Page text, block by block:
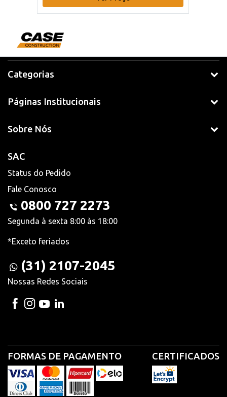
Categorias
Páginas Institucionais
Sobre Nós
SAC
Status do Pedido
Fale Conosco
0800 727 2273
Segunda à sexta 8:00 às 18:00
*Exceto feriados
(31) 2107-2045
Nossas Redes Sociais
FORMAS DE PAGAMENTO CERTIFICADOS